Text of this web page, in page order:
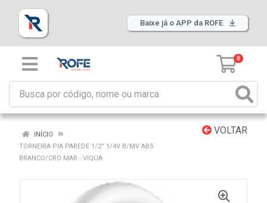
Baixe já o APP da ROFE
0
VOLTAR
INÍCIO
TORNEIRA PIA PAREDE 1/2” 1/4V B/MV ABS
BRANCO/CRO MAR - VIQUA